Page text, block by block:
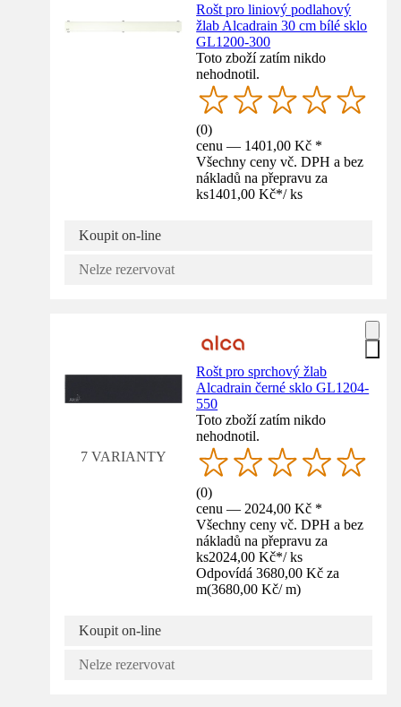
Rošt pro liniový podlahový
žlab Alcadrain 30 cm bílé sklo
GL1200-300
Toto zboží zatím nikdo
nehodnotil.
(0)
cenu — 1401,00 Kč *
Všechny ceny vč. DPH a bez
nákladů na přepravu za
ks1401,00 Kč*/ ks
Koupit on-line
Nelze rezervovat
7 VARIANTY
Rošt pro sprchový žlab
Alcadrain černé sklo GL1204-
550
Toto zboží zatím nikdo
nehodnotil.
(0)
cenu — 2024,00 Kč *
Všechny ceny vč. DPH a bez
nákladů na přepravu za
ks2024,00 Kč*/ ks
Odpovídá 3680,00 Kč za
m(3680,00 Kč/ m)
Koupit on-line
Nelze rezervovat